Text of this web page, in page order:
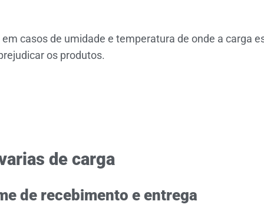
casos de umidade e temperatura de onde a carga
os produtos.
de carga
de recebimento e entrega